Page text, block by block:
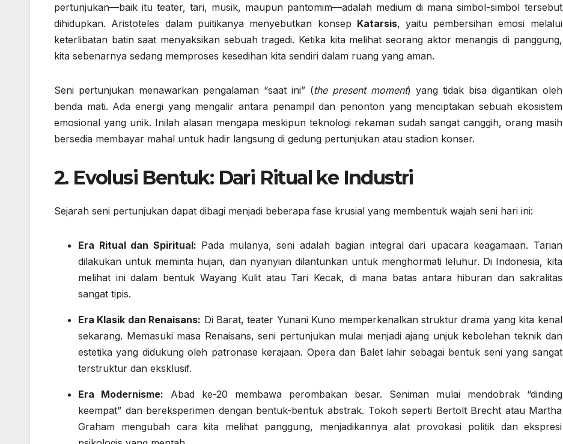
pertunjukan—baik itu teater, tari, musik, maupun pantomim—adalah medium di mana simbol-simbol tersebut
dihidupkan. Aristoteles dalam puitikanya menyebutkan konsep Katarsis, yaitu pembersihan emosi melalui
keterlibatan batin saat menyaksikan sebuah tragedi. Ketika kita melihat seorang aktor menangis di panggung,
kita sebenarnya sedang memproses kesedihan kita sendiri dalam ruang yang aman.
Seni pertunjukan menawarkan pengalaman “saat ini” (the present moment) yang tidak bisa digantikan oleh
benda mati. Ada energi yang mengalir antara penampil dan penonton yang menciptakan sebuah ekosistem
emosional yang unik. Inilah alasan mengapa meskipun teknologi rekaman sudah sangat canggih, orang masih
bersedia membayar mahal untuk hadir langsung di gedung pertunjukan atau stadion konser.
2. Evolusi Bentuk: Dari Ritual ke Industri
Sejarah seni pertunjukan dapat dibagi menjadi beberapa fase krusial yang membentuk wajah seni hari ini:
Era Ritual dan Spiritual: Pada mulanya, seni adalah bagian integral dari upacara keagamaan. Tarian
dilakukan untuk meminta hujan, dan nyanyian dilantunkan untuk menghormati leluhur. Di Indonesia, kita
melihat ini dalam bentuk Wayang Kulit atau Tari Kecak, di mana batas antara hiburan dan sakralitas
sangat tipis.
Era Klasik dan Renaisans: Di Barat, teater Yunani Kuno memperkenalkan struktur drama yang kita kenal
sekarang. Memasuki masa Renaisans, seni pertunjukan mulai menjadi ajang unjuk kebolehan teknik dan
estetika yang didukung oleh patronase kerajaan. Opera dan Balet lahir sebagai bentuk seni yang sangat
terstruktur dan eksklusif.
Era Modernisme: Abad ke-20 membawa perombakan besar. Seniman mulai mendobrak “dinding
keempat” dan bereksperimen dengan bentuk-bentuk abstrak. Tokoh seperti Bertolt Brecht atau Martha
Graham mengubah cara kita melihat panggung, menjadikannya alat provokasi politik dan ekspresi